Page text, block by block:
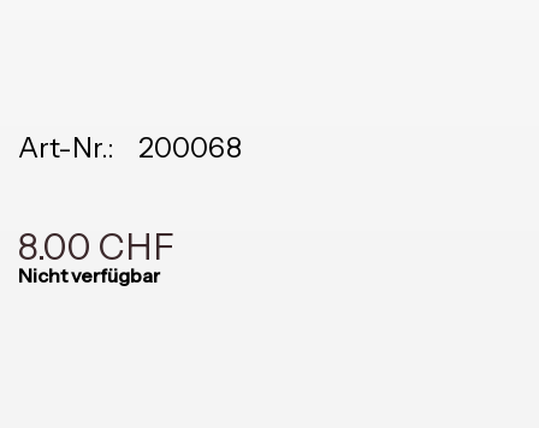
Art-Nr.: 200068
8.00 CHF
Nicht verfügbar